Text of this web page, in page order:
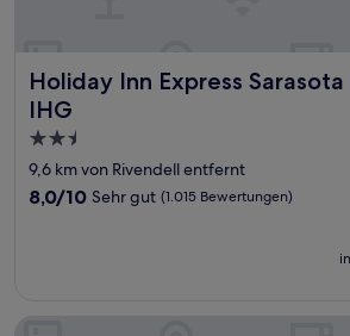
Holiday Inn Express
IHG
Holiday Inn Express Sarasota East -
2.5-
Sterne-
Unterkunft
9,6 km von Rivendell entfernt
8.0
Bewertungen)
8,0/10 Sehr gut (1.015 Bewertungen)